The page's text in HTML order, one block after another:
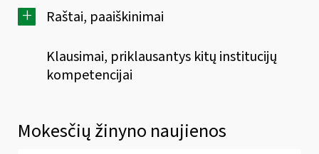
+
Raštai, paaiškinimai
Klausimai, priklausantys kitų institucijų
kompetencijai
Mokesčių žinyno naujienos